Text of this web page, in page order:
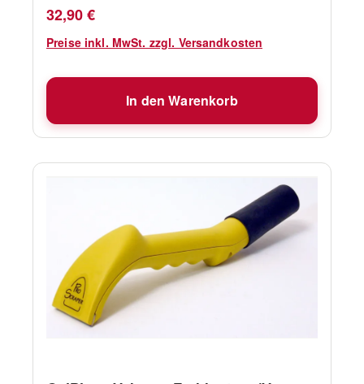
Regulärer Preis:
32,90 €
Preise inkl. MwSt. zzgl. Versandkosten
In den Warenkorb